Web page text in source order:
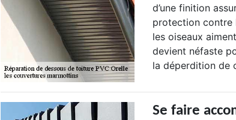
d’une finition
protection contre
les oiseaux
devient néfaste
la déperdition de
Se faire